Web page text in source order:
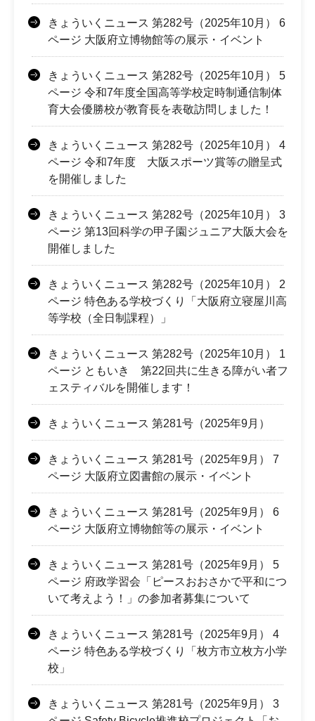
きょういくニュース 第282号（2025年10月） 6
ページ 大阪府立博物館等の展示・イベント
きょういくニュース 第282号（2025年10月） 5
ページ 令和7年度全国高等学校定時制通信制体
育大会優勝校が教育長を表敬訪問しました！
きょういくニュース 第282号（2025年10月） 4
ページ 令和7年度 大阪スポーツ賞等の贈呈式
を開催しました
きょういくニュース 第282号（2025年10月） 3
ページ 第13回科学の甲子園ジュニア大阪大会を
開催しました
きょういくニュース 第282号（2025年10月） 2
ページ 特色ある学校づくり「大阪府立寝屋川高
等学校（全日制課程）」
きょういくニュース 第282号（2025年10月） 1
ページ ともいき 第22回共に生きる障がい者フ
ェスティバルを開催します！
きょういくニュース 第281号（2025年9月）
きょういくニュース 第281号（2025年9月） 7
ページ 大阪府立図書館の展示・イベント
きょういくニュース 第281号（2025年9月） 6
ページ 大阪府立博物館等の展示・イベント
きょういくニュース 第281号（2025年9月） 5
ページ 府政学習会「ピースおおさかで平和につ
いて考えよう！」の参加者募集について
きょういくニュース 第281号（2025年9月） 4
ページ 特色ある学校づくり「枚方市立枚方小学
校」
きょういくニュース 第281号（2025年9月） 3